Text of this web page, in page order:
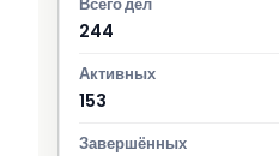
244
153